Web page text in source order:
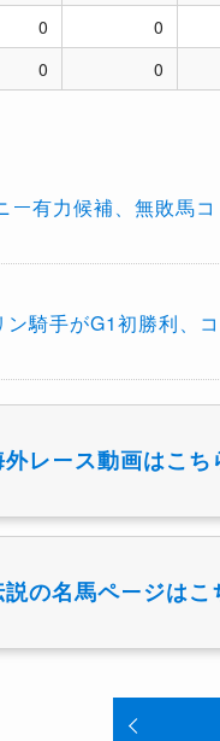
0 0
0 0
ー有力候補、無敗馬
ン騎手がG1初勝利、
外レース動画はこち
説の名馬ページはこ